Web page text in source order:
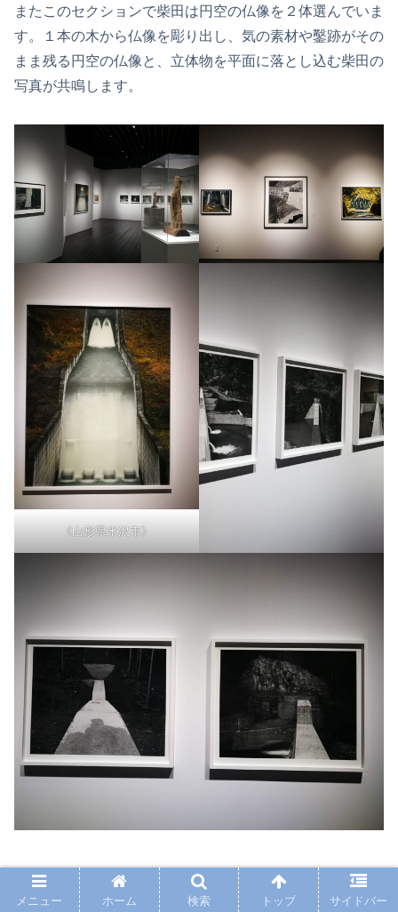
またこのセクションで柴田は円空の仏像を２体選んでいま
す。１本の木から仏像を彫り出し、気の素材や鑿跡がその
まま残る円空の仏像と、立体物を平面に落とし込む柴田の
写真が共鳴します。
《山形県米沢市》
セクション５：鈴木理策 ―絵画を生きたもの
メニュー ホーム 検索 トップ サイドバー